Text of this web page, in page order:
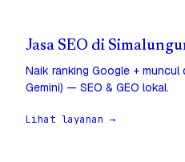
Jasa SEO di
Naik ranking Google + muncul
Gemini) — SEO & GEO lokal.
Lihat layanan →